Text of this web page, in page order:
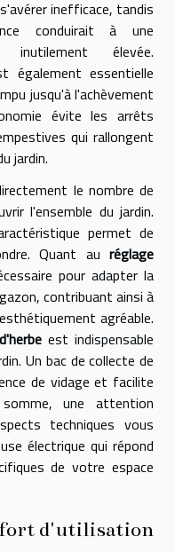
inefficace, tandis
conduirait à une
inutilement élevée.
également essentielle
jusqu'à l'achèvement
évite les arrêts
qui rallongent
jardin.
le nombre de
l'ensemble du jardin.
permet de
Quant au réglage
pour adapter la
contribuant ainsi à
agréable.
est indispensable
Un bac de collecte de
de vidage et facilite
une attention
techniques vous
électrique qui répond
de votre espace
d'utilisation